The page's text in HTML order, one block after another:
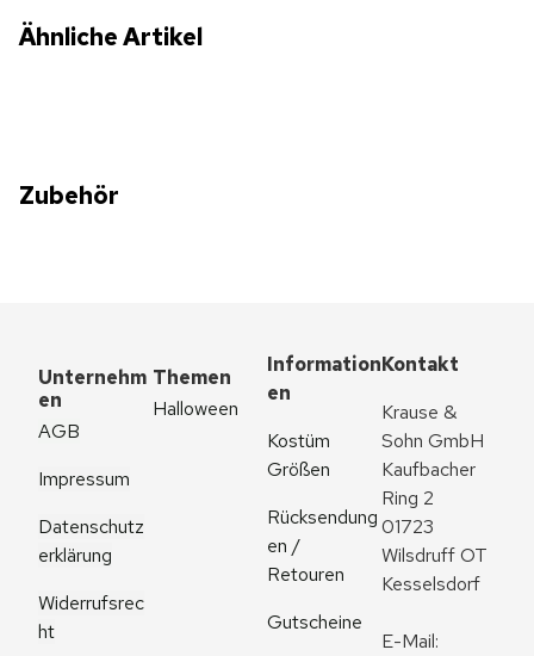
Ähnliche Artikel
Zubehör
Unternehm
en
AGB
Impressum
Datenschutz
erklärung
Widerrufsrec
ht
Themen
Halloween
Information
en
Kostüm
Größen
Rücksendung
en /
Retouren
Gutscheine
Kontakt
Krause &
Sohn GmbH
Kaufbacher
Ring 2
01723
Wilsdruff OT
Kesselsdorf